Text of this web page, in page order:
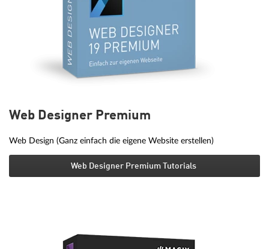
Web Designer Premium
Web Design (Ganz einfach die eigene Website erstellen)
Web Designer Premium Tutorials